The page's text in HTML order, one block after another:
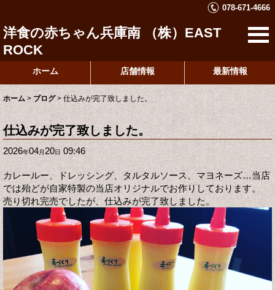
078-671-4666
洋食の赤ちゃん兵庫南 （株）EAST
ROCK
ホーム 店舗情報 最新情報
ホーム > ブログ > 仕込みが完了致しました。
仕込みが完了致しました。
2026年04月20日09:46
カレールー、ドレッシング、タルタルソース、マヨネーズ…当店
では殆どが自家特製の当店オリジナルでお作りしております。
売り切れ完売でしたが、仕込みが完了致しました。